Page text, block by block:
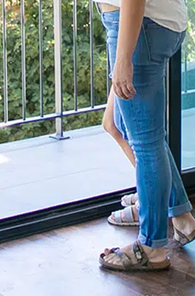
o tienes
con:
zona.
enganche.
telefónica los 365 días.
todos los bancos e Infonavit.
Venta.
especializadas.